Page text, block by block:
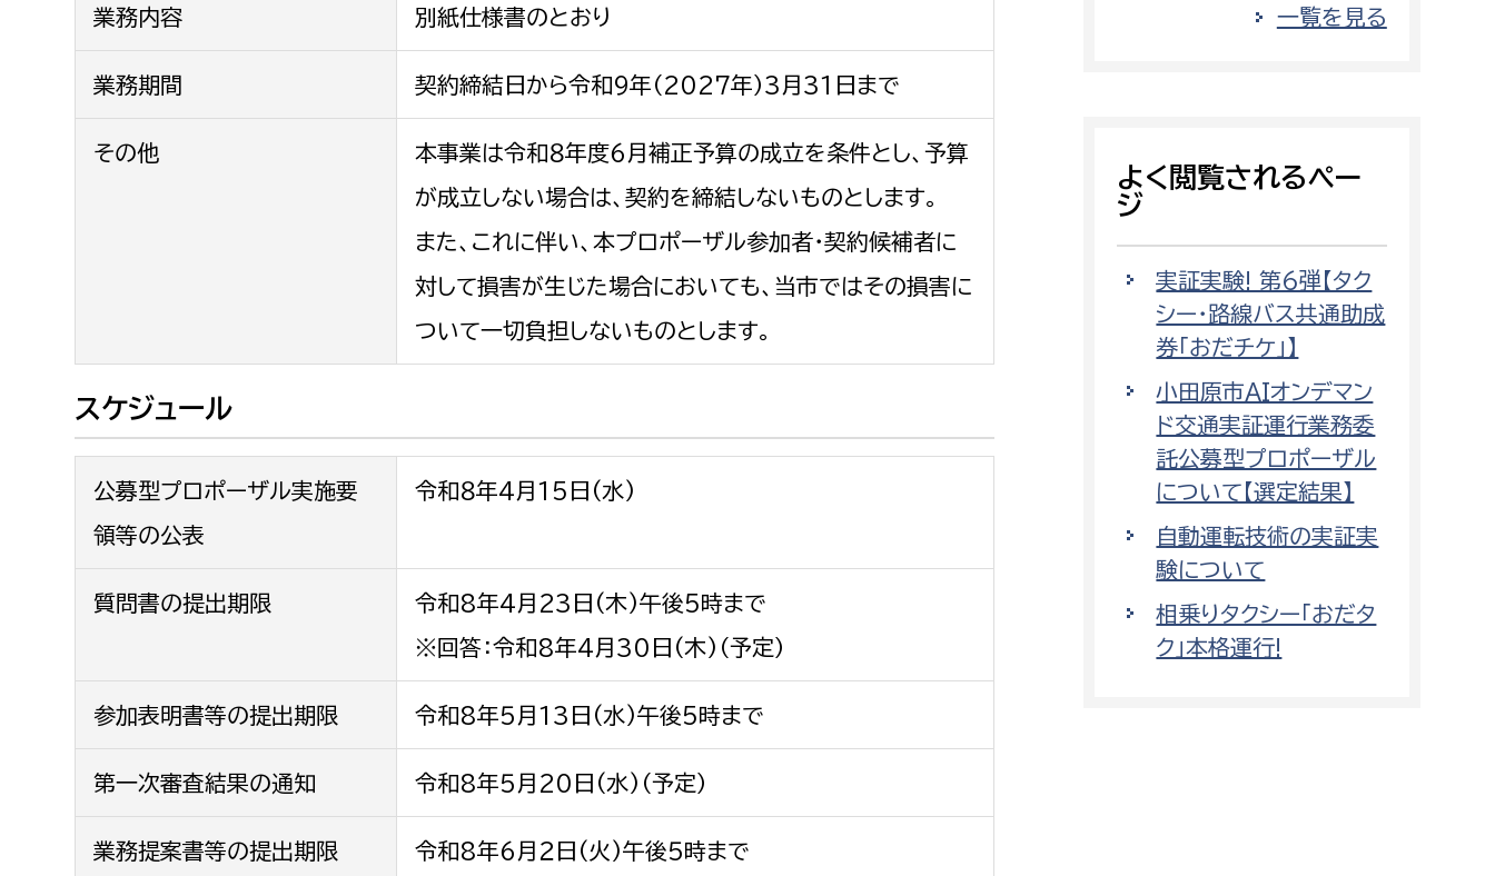
水道整備課
下水道整備課
教育指導課
農業委員会事務局 議会局
業務内容 別紙仕様書のとおり
業務期間 契約締結日から令和9年（2027年）3月31日まで
その他
本事業は令和８年度６月補正予算の成立を条件とし、予算
が成立しない場合は、契約を締結しないものとします。
また、これに伴い、本プロポーザル参加者・契約候補者に
対して損害が生じた場合においても、当市ではその損害に
ついて一切負担しないものとします。
スケジュール
公募型プロポーザル実施要
領等の公表
令和８年4月15日(水)
質問書の提出期限
令和8年4月23日(木)午後5時まで
※回答：令和8年4月30日(木)（予定）
参加表明書等の提出期限 令和8年５月13日(水)午後5時まで
第一次審査結果の通知 令和8年５月20日(水)（予定）
業務提案書等の提出期限 令和8年６月２日(火)午後５時まで
一覧を見る
よく閲覧されるペー
ジ
実証実験! 第6弾【タク
シー・路線バス共通助成
券「おだチケ」】
小田原市AIオンデマン
ド交通実証運行業務委
託公募型プロポーザル
について【選定結果】
自動運転技術の実証実
験について
相乗りタクシー「おだタ
ク」本格運行!